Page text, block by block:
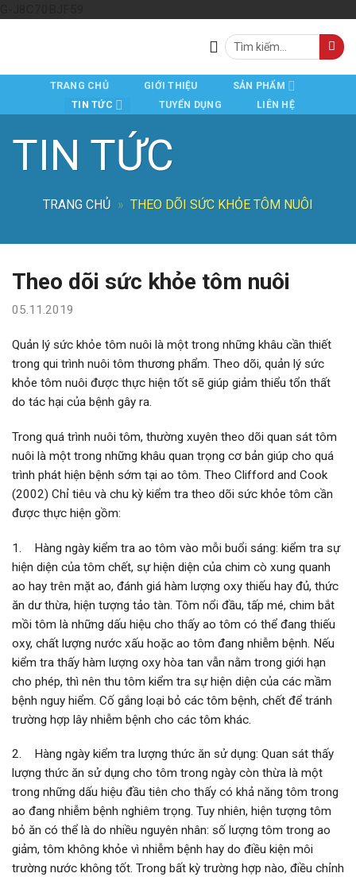
Tìm
kiếm:
TRANG CHỦ GIỚI THIỆU
SẢN PHẨM
TIN TỨC
TUYỂN DỤNG LIÊN HỆ
TIN TỨC
TRANG CHỦ » THEO DÕI SỨC KHỎE TÔM NUÔI
Theo dõi sức khỏe tôm nuôi
05.11.2019
Quản lý sức khỏe tôm nuôi là một trong những khâu cần thiết
trong qui trình nuôi tôm thương phẩm. Theo dõi, quản lý sức
khỏe tôm nuôi được thực hiện tốt sẽ giúp giảm thiểu tổn thất
do tác hại của bệnh gây ra.
Trong quá trình nuôi tôm, thường xuyên theo dõi quan sát tôm
nuôi là một trong những khâu quan trọng cơ bản giúp cho quá
trình phát hiện bệnh sớm tại ao tôm. Theo Clifford and Cook
(2002) Chỉ tiêu và chu kỳ kiểm tra theo dõi sức khỏe tôm cần
được thực hiện gồm:
1. Hàng ngày kiểm tra ao tôm vào mỗi buổi sáng: kiểm tra sự
hiện diện của tôm chết, sự hiện diện của chim cò xung quanh
ao hay trên mặt ao, đánh giá hàm lượng oxy thiếu hay đủ, thức
ăn dư thừa, hiện tượng tảo tàn. Tôm nổi đầu, tấp mé, chim bắt
mồi tôm là những dấu hiệu cho thấy ao tôm có thể đang thiếu
oxy, chất lượng nước xấu hoặc ao tôm đang nhiễm bệnh. Nếu
kiểm tra thấy hàm lượng oxy hòa tan vẫn nằm trong giới hạn
cho phép, thì nên thu tôm kiểm tra sự hiện diện của các mầm
bệnh nguy hiểm. Cố gắng loại bỏ các tôm bệnh, chết để tránh
trường hợp lây nhiễm bệnh cho các tôm khác.
2. Hàng ngày kiểm tra lượng thức ăn sử dụng: Quan sát thấy
lượng thức ăn sử dụng cho tôm trong ngày còn thừa là một
trong những dấu hiệu đầu tiên cho thấy có khả năng tôm trong
ao đang nhiễm bệnh nghiêm trọng. Tuy nhiên, hiện tượng tôm
bỏ ăn có thể là do nhiều nguyên nhân: số lượng tôm trong ao
giảm, tôm không khỏe vì nhiễm bệnh hay do điều kiện môi
trường nước không tốt. Trong bất kỳ trường hợp nào, điều chỉnh